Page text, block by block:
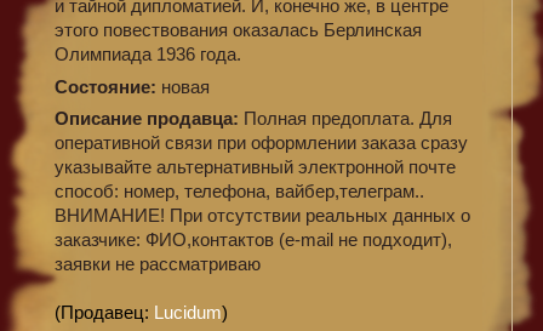
и тайной дипломатией. И, конечно же, в центре
этого повествования оказалась Берлинская
Олимпиада 1936 года.
Состояние: новая
Описание продавца: Полная предоплата. Для
оперативной связи при оформлении заказа сразу
указывайте альтернативный электронной почте
способ: номер, телефона, вайбер,телеграм..
ВНИМАНИЕ! При отсутствии реальных данных о
заказчике: ФИО,контактов (e-mail не подходит),
заявки не рассматриваю
(Продавец: Lucidum)